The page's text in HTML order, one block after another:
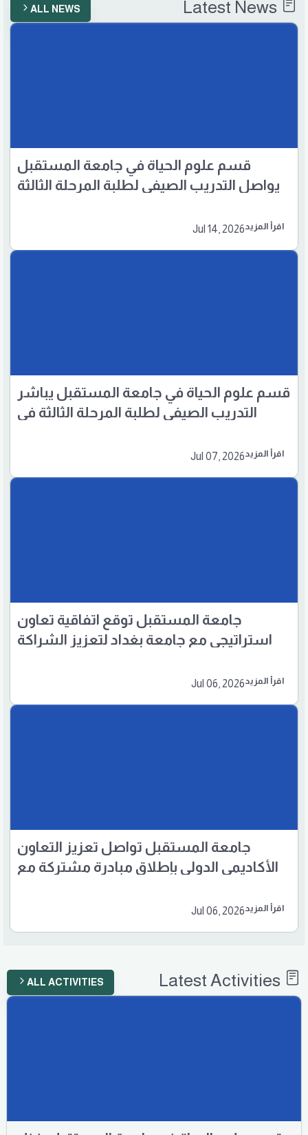
ALL NEWS
قسم علوم الحياة في جامعة المستقبل
يواصل التدريب الصيفي لطلبة المرحلة الثالثة
Jul 14, 2026اقرأ المزيد
قسم علوم الحياة في جامعة المستقبل يباشر
التدريب الصيفي لطلبة المرحلة الثالثة في
Jul 07, 2026اقرأ المزيد
جامعة المستقبل توقع اتفاقية تعاون
استراتيجي مع جامعة بغداد لتعزيز الشراكة
Jul 06, 2026اقرأ المزيد
جامعة المستقبل تواصل تعزيز التعاون
الأكاديمي الدولي بإطلاق مبادرة مشتركة مع
Jul 06, 2026اقرأ المزيد
ALL ACTIVITIES